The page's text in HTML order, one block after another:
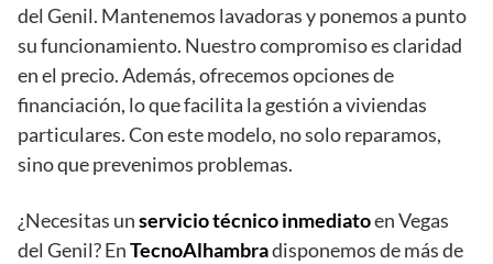
del Genil. Mantenemos lavadoras y ponemos a punto
su funcionamiento. Nuestro compromiso es claridad
en el precio. Además, ofrecemos opciones de
financiación, lo que facilita la gestión a viviendas
particulares. Con este modelo, no solo reparamos,
sino que prevenimos problemas.
¿Necesitas unservicio técnico inmediatoen Vegas
del Genil? EnTecnoAlhambradisponemos de más de